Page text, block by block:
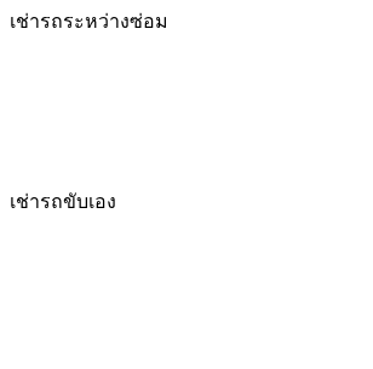
เช่ารถระหว่างซ่อม
เช่ารถขับเอง